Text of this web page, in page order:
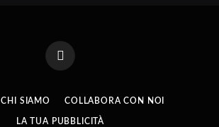
Facebook
CHI SIAMO COLLABORA CON NOI
LA TUA PUBBLICITÀ